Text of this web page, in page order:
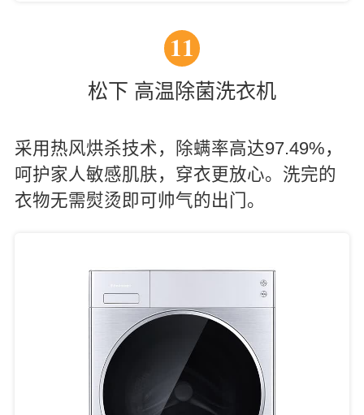
11
松下 高温除菌洗衣机
采用热风烘杀技术，除螨率高达97.49%，
呵护家人敏感肌肤，穿衣更放心。洗完的
衣物无需熨烫即可帅气的出门。